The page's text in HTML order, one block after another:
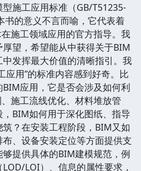
施工应用标准（GB/T51235-
书的意义不言而喻，它代表着
施工领域应用的官方指导。我
望，希望能从中获得关于BIM
发挥最大价值的清晰指引。我
应用”的标准内容感到好奇。比
应用，它是否会涉及如何利
施工流线优化、材料堆放管
BIM如何用于深化图纸、指导
？在安装工程阶段，BIM又如
、设备安装定位等方面提供支
提供具体的BIM建模规范，例
LOI）、信息的属性要求，